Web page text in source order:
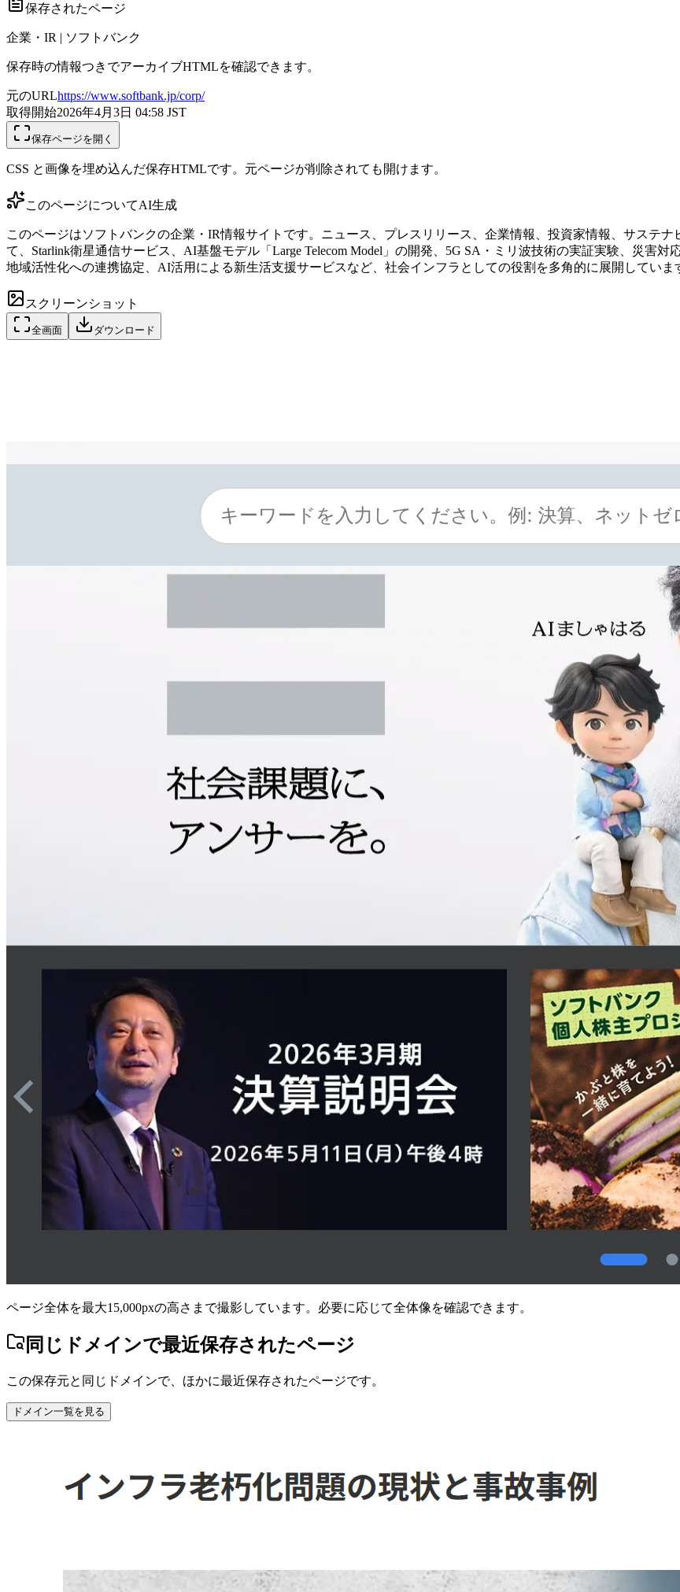
保存されたページ
企業・IR | ソフトバンク
保存時の情報つきでアーカイブHTMLを確認できます。
元のURLhttps://www.softbank.jp/corp/
取得開始2026年4月3日 04:58 JST
保存ページを開く
CSS と画像を埋め込んだ保存HTMLです。元ページが削除されても開けます。
このページについてAI生成
このページはソフトバンクの企業・IR情報サイトです。ニュース、プレスリリース、企業情報、投資家情報、サステ
て、Starlink衛星通信サービス、AI基盤モデル「Large Telecom Model」の開発、5G SA・ミリ波技術の実証実験、災害
地域活性化への連携協定、AI活用による新生活支援サービスなど、社会インフラとしての役割を多角的に展開していま
スクリーンショット
全画面 ダウンロード
ページ全体を最大15,000pxの高さまで撮影しています。必要に応じて全体像を確認できます。
同じドメインで最近保存されたページ
この保存元と同じドメインで、ほかに最近保存されたページです。
ドメイン一覧を見る